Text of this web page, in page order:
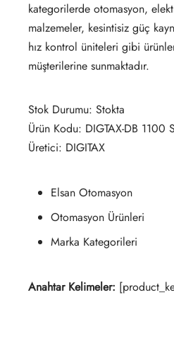
kategorilerde otomasyon,
malzemeler, kesintisiz güç
hız kontrol üniteleri gibi
müşterilerine sunmaktadır.
Stok Durumu: Stokta
Ürün Kodu: DIGTAX-DB 1100
Üretici: DIGITAX
Elsan Otomasyon
Otomasyon Ürünleri
Marka Kategorileri
Anahtar Kelimeler: